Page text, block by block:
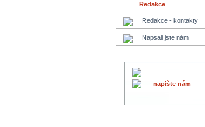
Redakce
Redakce - kontakty
Napsali jste nám
napište nám